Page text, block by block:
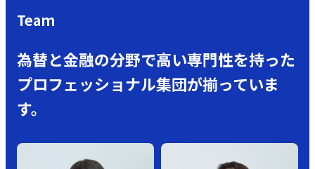
Team
為替と金融の分野で高い専門性を持った
プロフェッショナル集団が揃っていま
す。